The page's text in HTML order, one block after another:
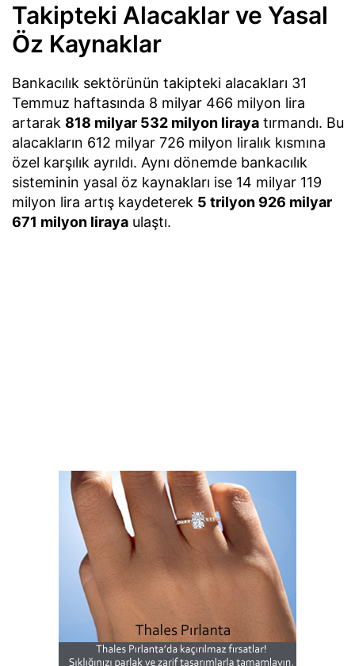
Takipteki Alacaklar ve Yasal
Öz Kaynaklar
Bankacılık sektörünün takipteki alacakları 31
Temmuz haftasında 8 milyar 466 milyon lira
artarak 818 milyar 532 milyon liraya tırmandı. Bu
alacakların 612 milyar 726 milyon liralık kısmına
özel karşılık ayrıldı. Aynı dönemde bankacılık
sisteminin yasal öz kaynakları ise 14 milyar 119
milyon lira artış kaydeterek 5 trilyon 926 milyar
671 milyon liraya ulaştı.